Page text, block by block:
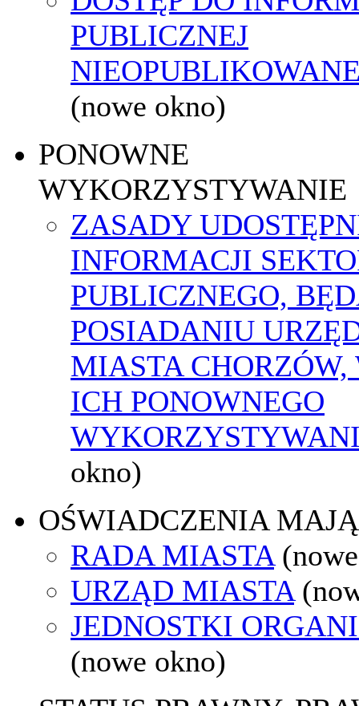
PUBLICZNEJ
(nowe okno)
PONOWNE
WYKORZYSTYWANIE
ZASADY
INFORMACJI
PUBLICZNEGO,
POSIADANIU
MIASTA CHORZÓW,
ICH PONOWNEGO
okno)
OŚWIADCZENIA
RADA MIASTA
URZĄD MIASTA
JEDNOSTKI
(nowe okno)